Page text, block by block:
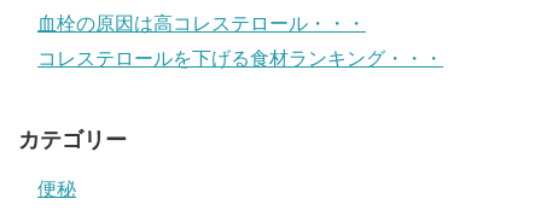
血栓の原因は高コレステロール・・・
コレステロールを下げる食材ランキング・・・
カテゴリー
便秘